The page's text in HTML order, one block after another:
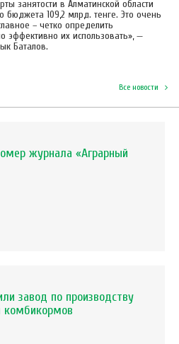
занятости в Алматинской области
бюджета 109,2 млрд. тенге. Это очень
– четко определить
эффективно их использовать», —
Баталов.
Все новости
журнала «Аграрный
завод по производству
комбикормов